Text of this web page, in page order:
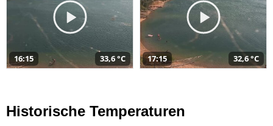
16:15 33,6 °C 17:15 32,6 °C
Historische Temperaturen